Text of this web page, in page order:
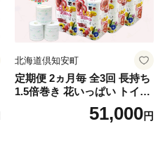
北海道倶知安町
定期便 2ヵ月毎 全3回 長持ち
1.5倍巻き 花いっぱい トイレ
ットペーパー ダブル 45ｍ 計
72ロール 全18種 花柄 プリン
51,000円